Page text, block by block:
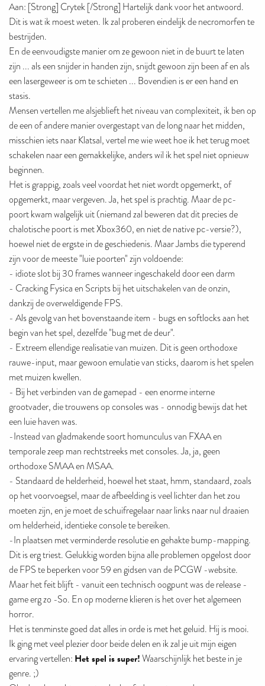
Aan: [Strong] Crytek [/Strong] Hartelijk dank voor het antwoord.
Dit is wat ik moest weten. Ik zal proberen eindelijk de necromorfen te
bestrijden.
En de eenvoudigste manier om ze gewoon niet in de buurt te laten
zijn ... als een snijder in handen zijn, snijdt gewoon zijn been af ​​en als
een lasergeweer is om te schieten ... Bovendien is er een hand en
stasis.
Mensen vertellen me alsjeblieft het niveau van complexiteit, ik ben op
de een of andere manier overgestapt van de long naar het midden,
misschien iets naar Klatsal, vertel me wie weet hoe ik het terug moet
schakelen naar een gemakkelijke, anders wil ik het spel niet opnieuw
beginnen.
Het is grappig, zoals veel voordat het niet wordt opgemerkt, of
opgemerkt, maar vergeven. Ja, het spel is prachtig. Maar de pc-
poort kwam walgelijk uit (niemand zal beweren dat dit precies de
chalotische poort is met Xbox360, en niet de native pc-versie?),
hoewel niet de ergste in de geschiedenis. Maar Jambs die typerend
zijn voor de meeste "luie poorten" zijn voldoende:
- idiote slot bij 30 frames wanneer ingeschakeld door een darm
- Cracking Fysica en Scripts bij het uitschakelen van de onzin,
dankzij de overweldigende FPS.
- Als gevolg van het bovenstaande item - bugs en softlocks aan het
begin van het spel, dezelfde "bug met de deur".
- Extreem ellendige realisatie van muizen. Dit is geen orthodoxe
rauwe-input, maar gewoon emulatie van sticks, daarom is het spelen
met muizen kwellen.
- Bij het verbinden van de gamepad - een enorme interne
grootvader, die trouwens op consoles was - onnodig bewijs dat het
een luie haven was.
-Instead van gladmakende soort homunculus van FXAA en
temporale zeep man rechtstreeks met consoles. Ja, ja, geen
orthodoxe SMAA en MSAA.
- Standaard de helderheid, hoewel het staat, hmm, standaard, zoals
op het voorvoegsel, maar de afbeelding is veel lichter dan het zou
moeten zijn, en je moet de schuifregelaar naar links naar nul draaien
om helderheid, identieke console te bereiken.
-In plaatsen met verminderde resolutie en gehakte bump-mapping.
Dit is erg triest. Gelukkig worden bijna alle problemen opgelost door
de FPS te beperken voor 59 en gidsen van de PCGW -website.
Maar het feit blijft - vanuit een technisch oogpunt was de release -
game erg zo -So. En op moderne klieren is het over het algemeen
horror.
Het is tenminste goed dat alles in orde is met het geluid. Hij is mooi.
Ik ging met veel plezier door beide delen en ik zal je uit mijn eigen
ervaring vertellen: Het spel is super!Waarschijnlijk het beste in je
genre. ;)